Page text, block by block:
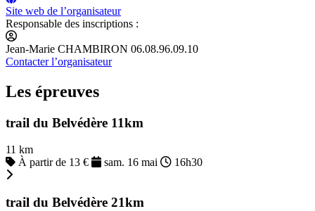
Site web de l’organisateur
Responsable des inscriptions :
Jean-Marie CHAMBIRON 06.08.96.09.10
Contacter l’organisateur
Les épreuves
trail du Belvédère 11km
11 km
À partir de 13 €
sam. 16 mai 16h30
trail du Belvédère 21km